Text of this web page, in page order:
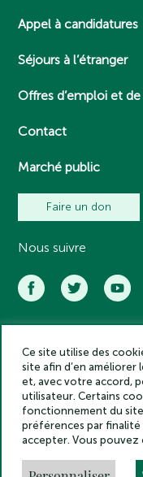
Appel à candidatures
Séjours à l’étranger
Offres d’emploi et
Contact
Marché public
Faire un don
Nous suivre
Académie des
Ce site utilise des
site afin d’en
et, avec votre accord,
utilisateur. Certains
fonctionnement du
préférences par
accepter. Vous